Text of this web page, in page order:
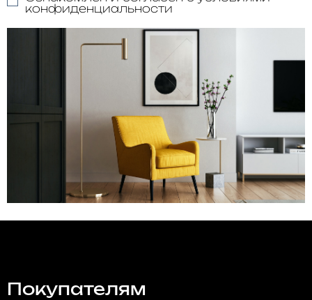
конфиденциальности
Покупателям